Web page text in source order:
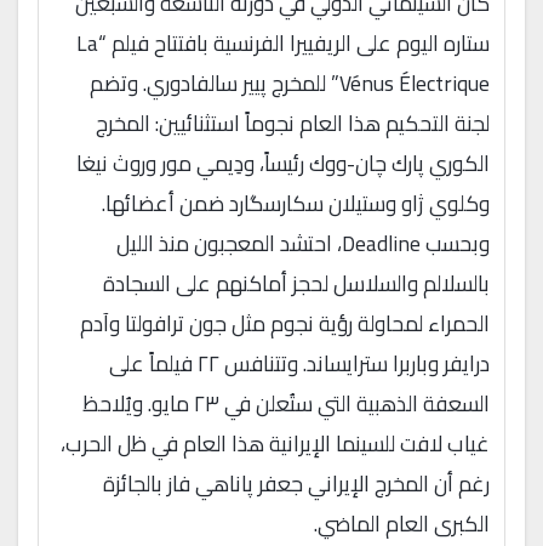
ستاره اليوم على الريفييرا الفرنسية بافتتاح فيلم “La
Vénus Électrique” للمخرج پيير سالفادوري. وتضم
لجنة التحكيم هذا العام نجوماً استثنائيين: المخرج
الكوري پارك چان-ووك رئيساً، ودِيمي مور وروث نيغا
وكلوي ژاو وستيلان سكارسگارد ضمن أعضائها.
وبحسب Deadline، احتشد المعجبون منذ الليل
بالسلالم والسلاسل لحجز أماكنهم على السجادة
الحمراء لمحاولة رؤية نجوم مثل جون ترافولتا وآدم
درايفر وباربرا سترايساند. وتتنافس ٢٢ فيلماً على
السعفة الذهبية التي ستُعلن في ٢٣ مايو. ويُلاحظ
غياب لافت للسينما الإيرانية هذا العام في ظل الحرب،
رغم أن المخرج الإيراني جعفر پاناهي فاز بالجائزة
الكبرى العام الماضي.